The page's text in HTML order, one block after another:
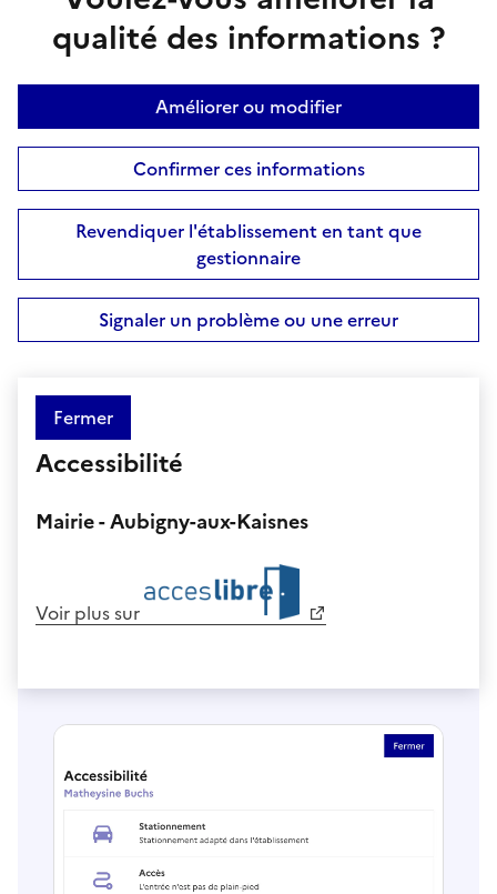
qualité des informations ?
Améliorer ou modifier
Confirmer ces informations
Revendiquer l'établissement en tant que
gestionnaire
Signaler un problème ou une erreur
Fermer
Accessibilité
Mairie - Aubigny-aux-Kaisnes
Voir plus sur